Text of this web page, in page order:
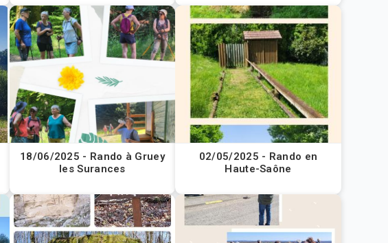
18/06/2025 - Rando à Gruey
les Surances
02/05/2025 - Rando en
Haute-Saône